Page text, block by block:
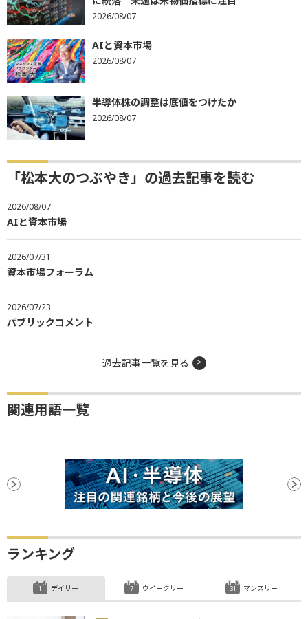
2026/08/07
AIと資本市場
2026/08/07
半導体株の調整は底値をつけたか
2026/08/07
「松本大のつぶやき」の過去記事を読む
2026/08/07
AIと資本市場
2026/07/31
資本市場フォーラム
2026/07/23
パブリックコメント
過去記事一覧を見る
関連用語一覧
ランキング
デイリー ウイークリー マンスリー